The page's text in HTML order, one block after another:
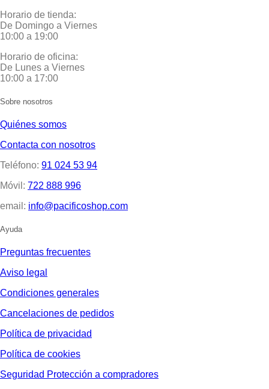
Horario de tienda:
De Domingo a Viernes
10:00 a 19:00
Horario de oficina:
De Lunes a Viernes
10:00 a 17:00
Sobre nosotros
Quiénes somos
Contacta con nosotros
Teléfono: 91 024 53 94
Móvil: 722 888 996
email: info@pacificoshop.com
Ayuda
Preguntas frecuentes
Aviso legal
Condiciones generales
Cancelaciones de pedidos
Política de privacidad
Política de cookies
Seguridad Protección a compradores